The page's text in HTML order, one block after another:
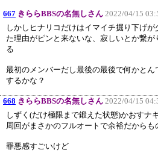
667 きららBBSの名無しさん 2022/04/15
しかしヒナリコだけはイマイチ掘り下げ
た理由がピンと来ないな、寂しいとか繋
る
最初のメンバーだし最後の最後で何かとん
するかな？
668 きららBBSの名無しさん 2022/04/15
しずく(だけ極限まで鍛えた状態)かおすナ
周回がまさかのフルオートで余裕だからも
罪悪感すごいけど